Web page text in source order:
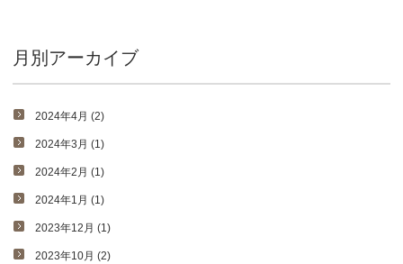
月別アーカイブ
2024年4月 (2)
2024年3月 (1)
2024年2月 (1)
2024年1月 (1)
2023年12月 (1)
2023年10月 (2)